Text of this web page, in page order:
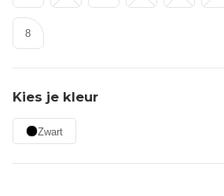
8
Kies je kleur
Zwart